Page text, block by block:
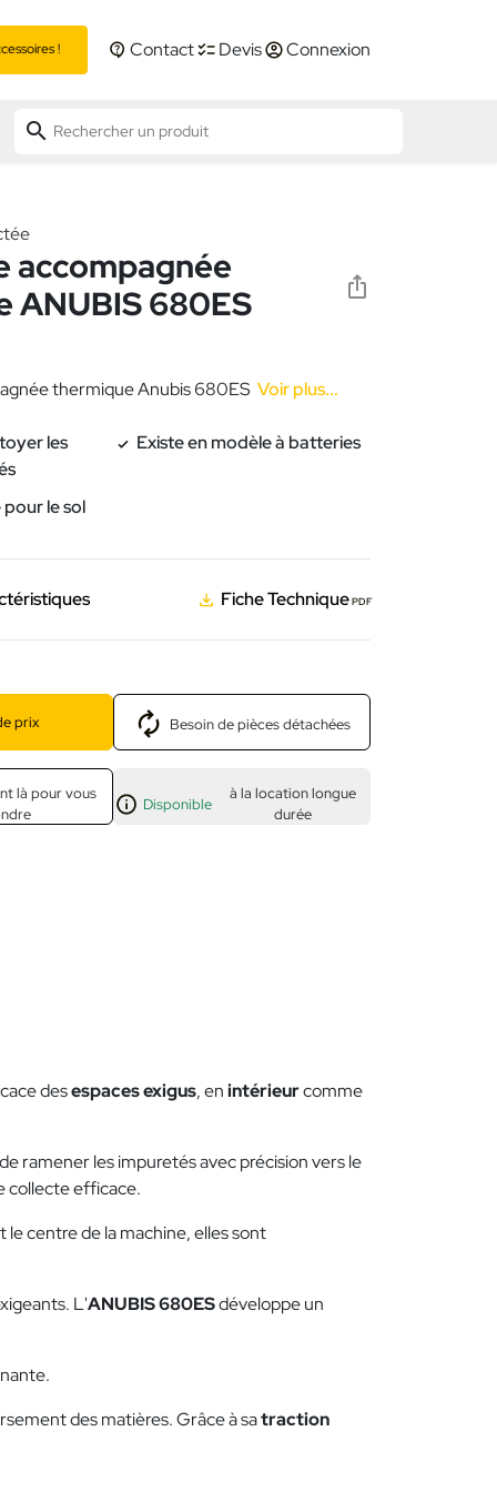
! Contact Devis Connexion
search
accompagnée
ANUBIS 680ES
thermique Anubis 680ES Voir plus...
les
Existe en modèle à batteries
le sol
Fiche TechniquePDF
prix Besoin de pièces détachées
là pour vous
Disponible
à la location longue
durée
desespaces exigus, enintérieurcomme
ramener les impuretés avec précision vers le
collecte efficace.
centre de la machine, elles sont
L'ANUBIS 680ESdéveloppe un
des matières. Grâce à satraction